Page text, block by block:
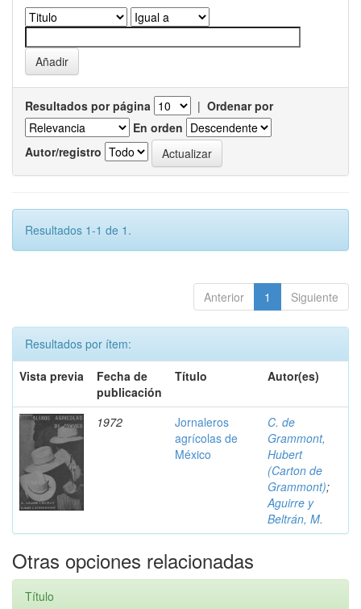
Resultados por página | Ordenar por
En orden
Autor/registro
Resultados 1-1 de 1.
Anterior 1 Siguiente
Resultados por ítem:
Vista previa
Fecha de
publicación
Título Autor(es)
1972
Jornaleros
agrícolas de
México
C. de
Grammont,
Hubert
(Carton de
Grammont);
Aguirre y
Beltrán, M.
Otras opciones relacionadas
Título